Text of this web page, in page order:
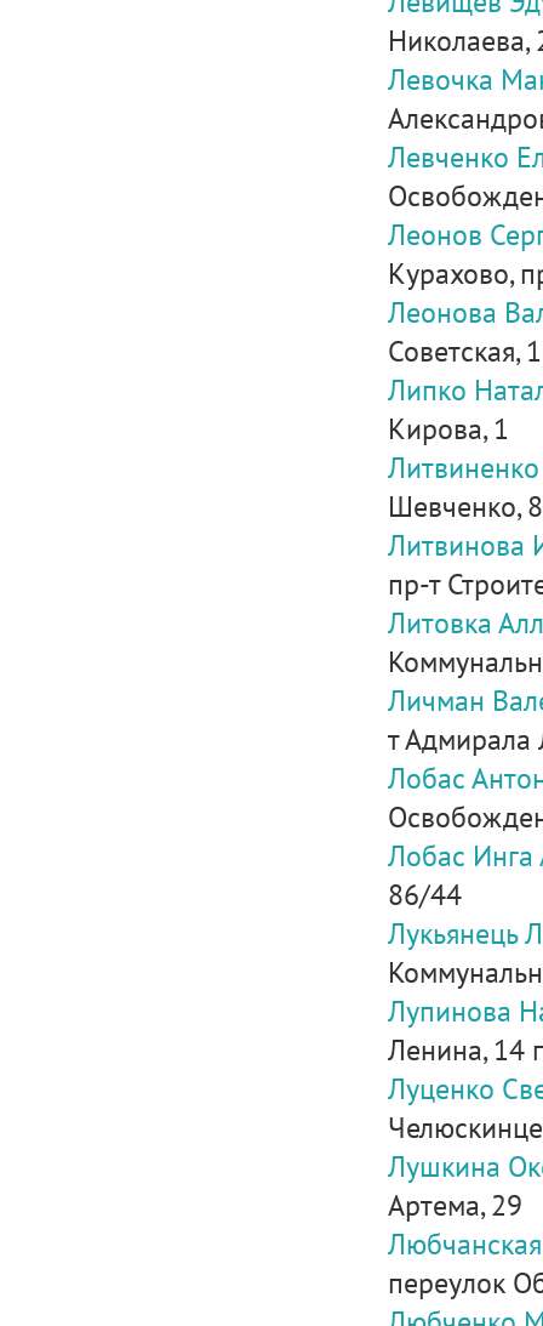
Николаева,
Левочка
Левченко
Леонов
Курахово,
Леонова
Советская,
Липко
Кирова, 1
Шевченко,
Литвинова
пр-т
Литовка
Личман
т Адмирала
Лобас
Лобас
86/44
Лукьянець
Лупинова
Ленина, 14
Луценко
Лушкина
Артема, 29
переулок